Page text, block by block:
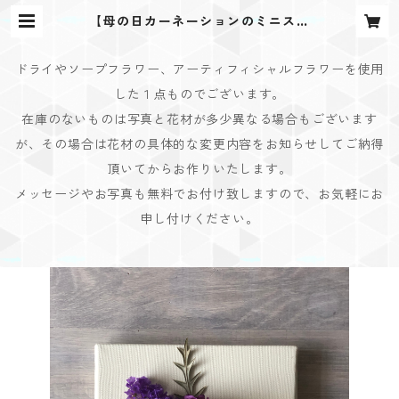
【母の日カーネーションのミニスワ
ドライやソープフラワー、アーティフィシャルフラワーを使用
した１点ものでございます。
在庫のないものは写真と花材が多少異なる場合もございます
が、その場合は花材の具体的な変更内容をお知らせしてご納得
頂いてからお作りいたします。
メッセージやお写真も無料でお付け致しますので、お気軽にお
申し付けください。